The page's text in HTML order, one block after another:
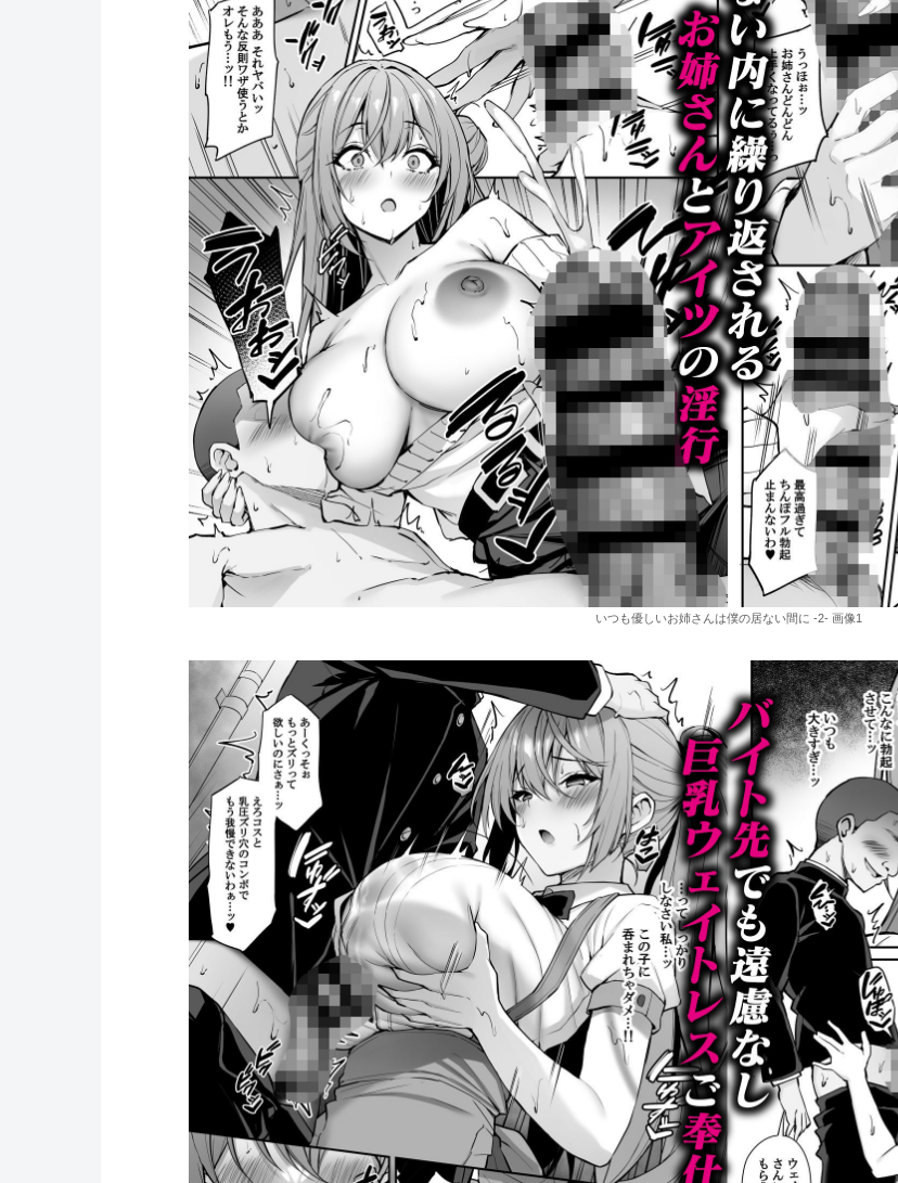
いつも優しいお姉さんは僕の居ない間に -2- 画像1